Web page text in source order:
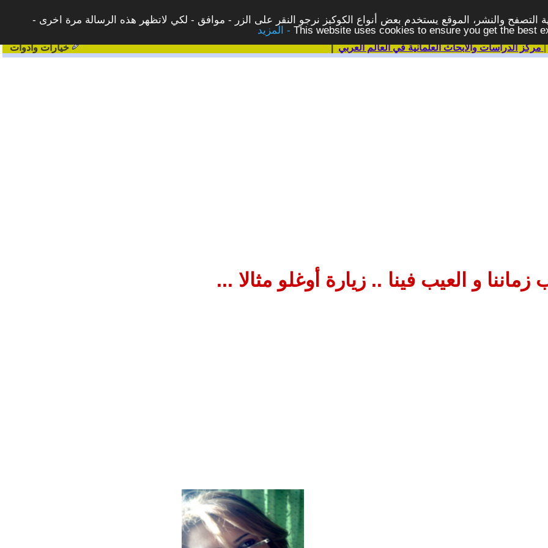
التصفح والنشر، الموقع يستخدم بعض أنواع الكوكيز نرجو النقر على الزر - موافق - لكي لاتظهر هذه الرسالة مرة اخرى -
This website uses cookies to ensure you get the best
|مركز الدراسات والابحاث العلمانية في العالم العربي | خيارات وادوات
زماننا و العيب فينا .. زيارة أوغلو مثالا ...